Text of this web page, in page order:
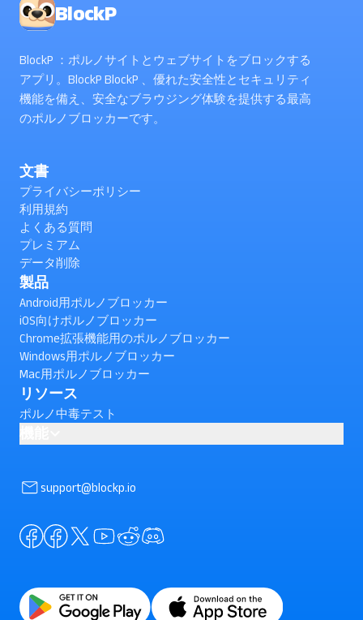
BlockP
BlockP ：ポルノサイトとウェブサイトをブロックする
アプリ。BlockP BlockP 、優れた安全性とセキュリティ
機能を備え、安全なブラウジング体験を提供する最高
のポルノブロッカーです。
文書
プライバシーポリシー
利用規約
よくある質問
プレミアム
データ削除
製品
Android用ポルノブロッカー
iOS向けポルノブロッカー
Chrome拡張機能用のポルノブロッカー
Windows用ポルノブロッカー
Mac用ポルノブロッカー
リソース
ポルノ中毒テスト
（確認済み）
support@blockp.io